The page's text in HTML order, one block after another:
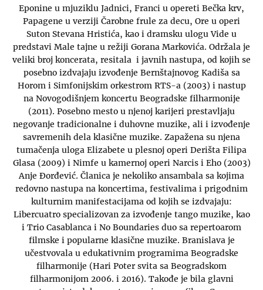
Eponine u mjuziklu Jadnici, Franci u opereti Bečka krv,
Papagene u verziji Čarobne frule za decu, Ore u operi
Suton Stevana Hristića, kao i dramsku ulogu Vide u
predstavi Male tajne u režiji Gorana Markovića. Održala je
veliki broj koncerata, resitala i javnih nastupa, od kojih se
posebno izdvajaju izvođenje Bernštajnovog Kadiša sa
Horom i Simfonijskim orkestrom RTS-a (2003) i nastup
na Novogodišnjem koncertu Beogradske filharmonije
(2011). Posebno mesto u njenoj karijeri prestavljaju
negovanje tradicionalne i duhovne muzike, ali i izvođenje
savremenih dela klasične muzike. Zapažena su njena
tumačenja uloga Elizabete u plesnoj operi Derišta Filipa
Glasa (2009) i Nimfe u kamernoj operi Narcis i Eho (2003)
Anje Đorđević. Članica je nekoliko ansambala sa kojima
redovno nastupa na koncertima, festivalima i prigodnim
kulturnim manifestacijama od kojih se izdvajaju:
Libercuatro specializovan za izvođenje tango muzike, kao
i Trio Casablanca i No Boundaries duo sa repertoarom
filmske i popularne klasične muzike. Branislava je
učestvovala u edukativnim programima Beogradske
filharmonije (Hari Poter svita sa Beogradskom
filharmonijom 2006. i 2016). Takođe je bila glavni